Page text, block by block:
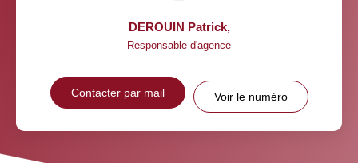
DEROUIN Patrick,
Responsable d'agence
Contacter par mail Voir le numéro